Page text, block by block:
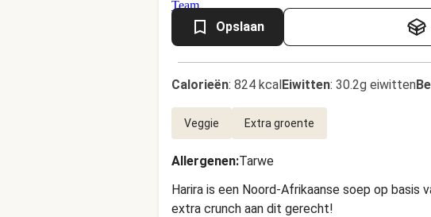
Opslaan
Calorieën: 824 kcalEiwitten: 30.2g eiwitten
Veggie Extra groente
Allergenen:Tarwe
Harira is een Noord-Afrikaanse soep op
extra crunch aan dit gerecht!